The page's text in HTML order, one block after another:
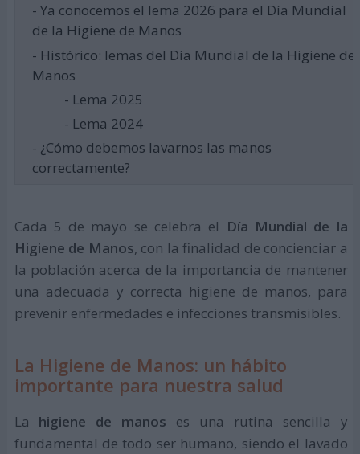
- Ya conocemos el lema 2026 para el Día Mundial
de la Higiene de Manos
- Histórico: lemas del Día Mundial de la Higiene de
Manos
- Lema 2025
- Lema 2024
- ¿Cómo debemos lavarnos las manos
correctamente?
Cada 5 de mayo se celebra el Día Mundial de la
Higiene de Manos, con la finalidad de concienciar a
la población acerca de la importancia de mantener
una adecuada y correcta higiene de manos, para
prevenir enfermedades e infecciones transmisibles.
La Higiene de Manos: un hábito
importante para nuestra salud
La higiene de manos es una rutina sencilla y
fundamental de todo ser humano, siendo el lavado